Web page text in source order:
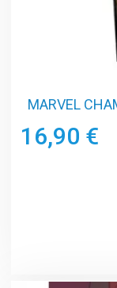
MARVEL
16,90 €